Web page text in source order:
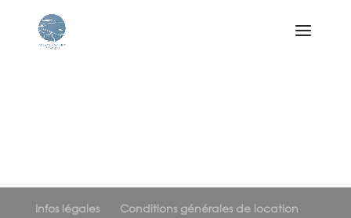
Infos légales
Conditions générales de location